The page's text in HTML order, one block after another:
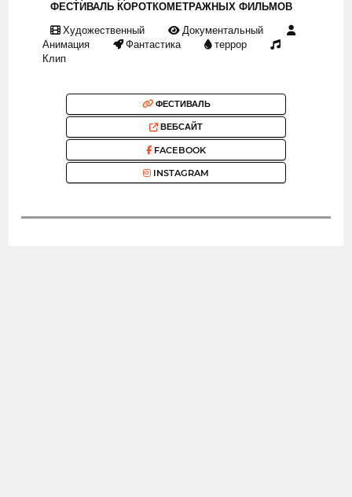
ФЕСТИВАЛЬ КОРОТКОМЕТРАЖНЫХ ФИЛЬМОВ
Художественный
Документальный
Анимация
Фантастика
террор
Клип
ФЕСТИВАЛЬ
ВЕБСАЙТ
FACEBOOK
INSTAGRAM